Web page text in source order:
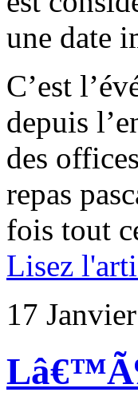
une date
C’est
depuis
des
repas
fois tout
Lisez
17